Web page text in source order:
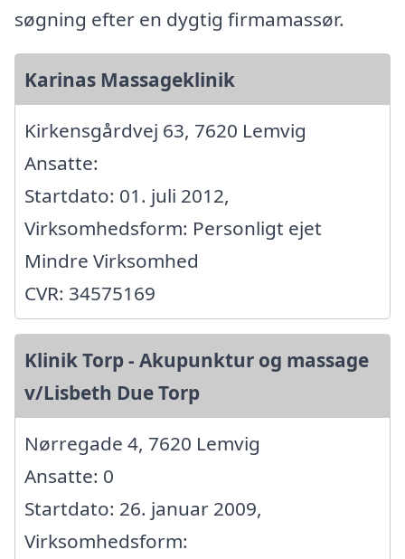
søgning efter en dygtig firmamassør.
Karinas Massageklinik
Kirkensgårdvej 63, 7620 Lemvig
Ansatte:
Startdato: 01. juli 2012,
Virksomhedsform: Personligt ejet
Mindre Virksomhed
CVR: 34575169
Klinik Torp - Akupunktur og massage
v/Lisbeth Due Torp
Nørregade 4, 7620 Lemvig
Ansatte: 0
Startdato: 26. januar 2009,
Virksomhedsform: